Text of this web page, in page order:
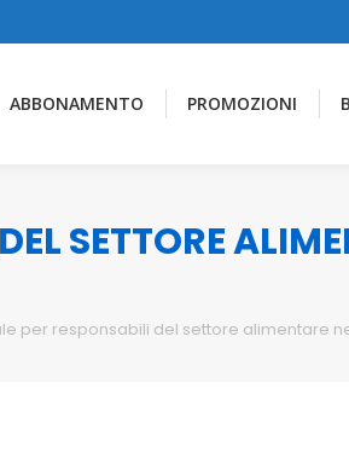
ABBONAMENTO PROMOZIONI
SETTORE
per responsabili del settore alimentare